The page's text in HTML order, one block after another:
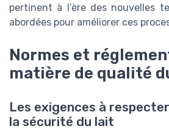
pertinent à l’ère des nouvelles
abordées pour améliorer ces
Normes et
matière de qualité
Les exigences à
la sécurité du lait